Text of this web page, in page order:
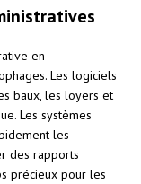
en
Les logiciels
baux, les loyers et
Les systèmes
les
des rapports
précieux pour les